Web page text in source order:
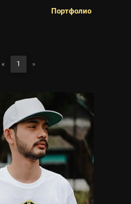
Портфолио
« 1 »